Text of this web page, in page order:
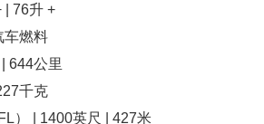
| 76升 +
车燃料
644公里
千克
） | 1400英尺 | 427米